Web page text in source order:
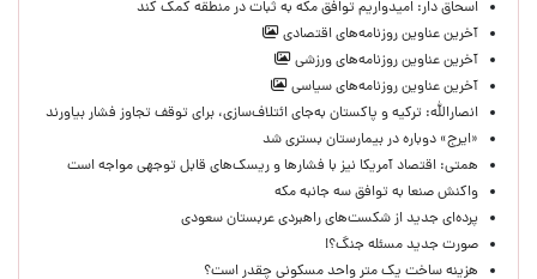
اسحاق دار: امیدواریم توافق مکه به ثبات در منطقه کمک کند
آخرین عناوین روزنامه‌های اقتصادی
آخرین عناوین روزنامه‌های ورزشی
آخرین عناوین روزنامه‌های سیاسی
انصارالله: ترکیه و پاکستان به‌جای ائتلاف‌سازی، برای توقف تجاوز فشار بیاورند
«ایرج» دوباره در بیمارستان بستری شد
همتی: اقتصاد آمریکا نیز با فشارها و ریسک‌های قابل توجهی مواجه است
واکنش صنعا به توافق سه جانبه مکه
پرده‌ای جدید از شکست‌های راهبردی عربستان سعودی
صورت جدید مسئله جنگ؟!
هزینه ساخت یک متر واحد مسکونی چقدر است؟